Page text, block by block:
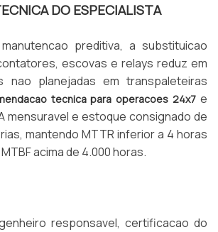
DO ESPECIALISTA
preditiva, a substituicao
escovas e relays reduz em
nao planejadas em transpaleteiras
tecnica para operacoes 24x7 e
mensuravel e estoque consignado de
mantendo MTTR inferior a 4 horas
acima de 4.000 horas.
responsavel, certificacao do